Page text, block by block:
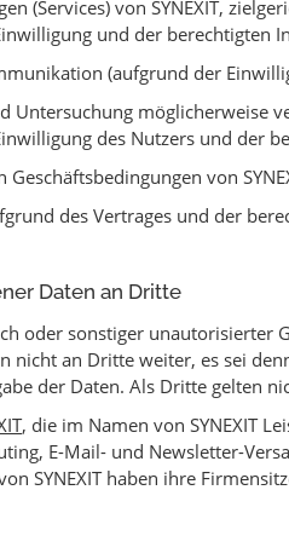
(Services) von SYNEXIT,
und der berechtigten
(aufgrund der
Untersuchung möglicherweise
des Nutzers und der
von
des Vertrages und der
Daten an Dritte
oder sonstiger
nicht an Dritte weiter, es sei
der Daten. Als Dritte gelten
, die im Namen von SYNEXIT
E-Mail- und Newsletter-
SYNEXIT haben ihre